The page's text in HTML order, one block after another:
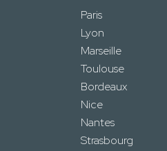
Paris
Lyon
Marseille
Toulouse
Bordeaux
Nice
Nantes
Strasbourg